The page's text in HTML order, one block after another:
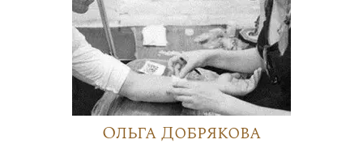
Ольга Добрякова